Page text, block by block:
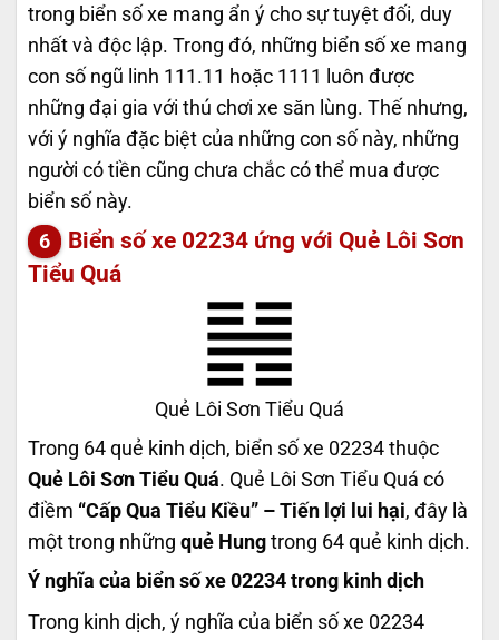
trong biển số xe mang ẩn ý cho sự tuyệt đối, duy
nhất và độc lập. Trong đó, những biển số xe mang
con số ngũ linh 111.11 hoặc 1111 luôn được
những đại gia với thú chơi xe săn lùng. Thế nhưng,
với ý nghĩa đặc biệt của những con số này, những
người có tiền cũng chưa chắc có thể mua được
biển số này.
Biển số xe 02234 ứng với Quẻ Lôi Sơn
Tiểu Quá
Quẻ Lôi Sơn Tiểu Quá
Trong 64 quẻ kinh dịch, biển số xe 02234 thuộc
Quẻ Lôi Sơn Tiểu Quá. Quẻ Lôi Sơn Tiểu Quá có
điềm “Cấp Qua Tiểu Kiều” – Tiến lợi lui hại, đây là
một trong những quẻ Hung trong 64 quẻ kinh dịch.
Ý nghĩa của biển số xe 02234 trong kinh dịch
Trong kinh dịch, ý nghĩa của biển số xe 02234